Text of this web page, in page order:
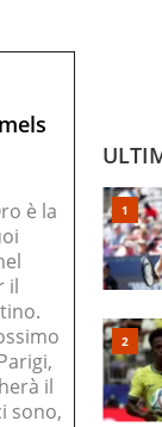
è la
il
il
sono,